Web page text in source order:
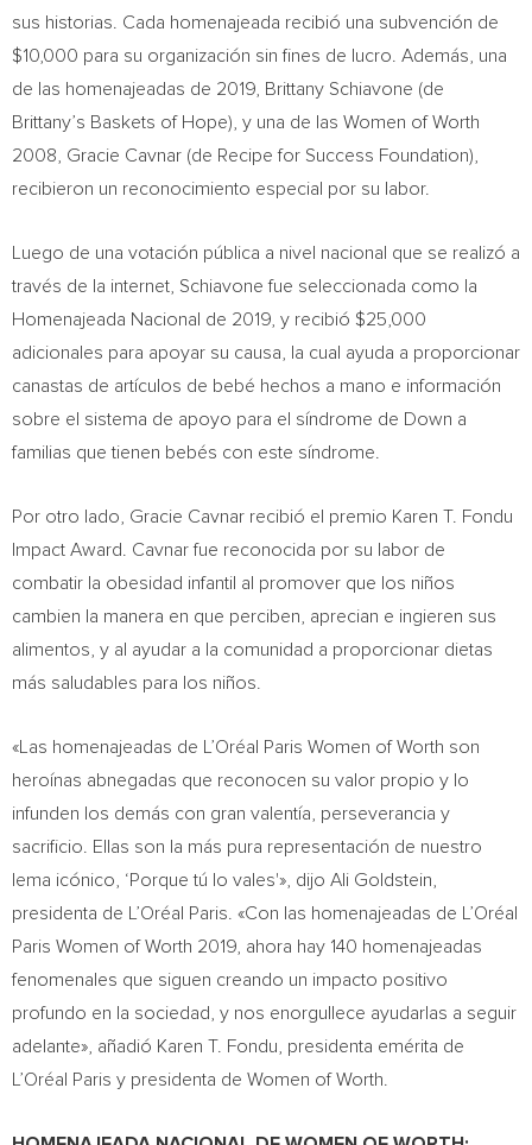
sus historias. Cada homenajeada recibió una subvención de
$10,000 para su organización sin fines de lucro. Además, una
de las homenajeadas de 2019,
Brittany Schiavone (de
Brittany’s Baskets of Hope), y una de las Women of Worth
2008, Gracie Cavnar (de Recipe for Success Foundation),
recibieron un reconocimiento especial por su labor.
Luego de una votación pública a nivel nacional que se realizó a
través de la internet, Schiavone fue seleccionada como la
Homenajeada Nacional de 2019, y recibió $25,000
adicionales para apoyar su causa, la cual ayuda a proporcionar
canastas de artículos de bebé hechos a mano e información
sobre el sistema de apoyo para el síndrome de Down a
familias que tienen bebés con este síndrome.
Por otro lado, Gracie Cavnar recibió el premio Karen T. Fondu
Impact Award. Cavnar fue reconocida por su labor de
combatir la obesidad infantil al promover que los niños
cambien la manera en que perciben, aprecian e ingieren sus
alimentos, y al ayudar a la comunidad a proporcionar dietas
más saludables para los niños.
«Las homenajeadas de L’Oréal Paris Women of Worth son
heroínas abnegadas que reconocen su valor propio y lo
infunden los demás con gran valentía, perseverancia y
sacrificio. Ellas son la más pura representación de nuestro
lema icónico, ‘Porque tú lo vales'», dijo Ali Goldstein
presidenta de L’Oréal Paris. «Con las homenajeadas de L’Oréal
Paris Women of Worth 2019, ahora hay 140 homenajeadas
fenomenales que siguen creando un impacto positivo
profundo en la sociedad, y nos enorgullece ayudarlas a seguir
adelante», añadió Karen T. Fondu, presidenta emérita de
L’Oréal Paris y presidenta de Women of Worth.